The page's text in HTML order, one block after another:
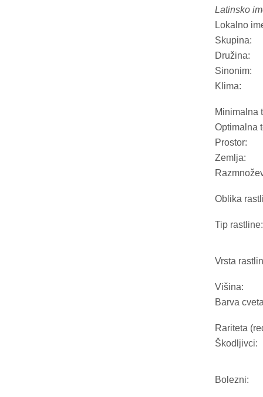
Latinsko
Lokalno
Skupina:
Družina:
Sinonim:
Klima:
Minimalna
Optimalna
Prostor:
Zemlja:
Oblika
Tip rastline:
Vrsta
Višina:
Barva
Rariteta
Škodljivci:
Bolezni: